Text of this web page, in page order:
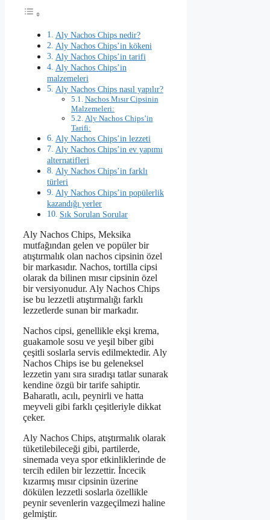
Aly Nachos Chips nedir?
Aly Nachos Chips’in kökeni
Aly Nachos Chips’in tarifi
Aly Nachos Chips’in
malzemeleri
Aly Nachos Chips nasıl yapılır?
Nachos Mısır Cipsinin
Malzemeleri:
Aly Nachos Chips’in
Tarifi:
Aly Nachos Chips’in lezzeti
Aly Nachos Chips’in ev yapımı
alternatifleri
Aly Nachos Chips’in farklı
türleri
Aly Nachos Chips’in popülerlik
kazandığı yerler
Sık Sorulan Sorular
Aly Nachos Chips, Meksika
mutfağından gelen ve popüler bir
atıştırmalık olan nachos cipsinin özel
bir markasıdır. Nachos, tortilla cipsi
olarak da bilinen mısır cipsinin özel
bir versiyonudur. Aly Nachos Chips
ise bu lezzetli atıştırmalığı farklı
lezzetlerde sunan bir markadır.
Nachos cipsi, genellikle ekşi krema,
guakamole sosu ve yeşil biber gibi
çeşitli soslarla servis edilmektedir. Aly
Nachos Chips ise bu geleneksel
lezzetin yanı sıra sıradışı tatlar sunarak
kendine özgü bir tarife sahiptir.
Baharatlı, acılı, peynirli ve hatta
meyveli gibi farklı çeşitleriyle dikkat
çeker.
Aly Nachos Chips, atıştırmalık olarak
tüketilebileceği gibi, partilerde,
sinemada veya spor etkinliklerinde de
tercih edilen bir lezzettir. İncecik
kızarmış mısır cipsinin üzerine
dökülen lezzetli soslarla özellikle
peynir sevenlerin vazgeçilmezi haline
gelmiştir.